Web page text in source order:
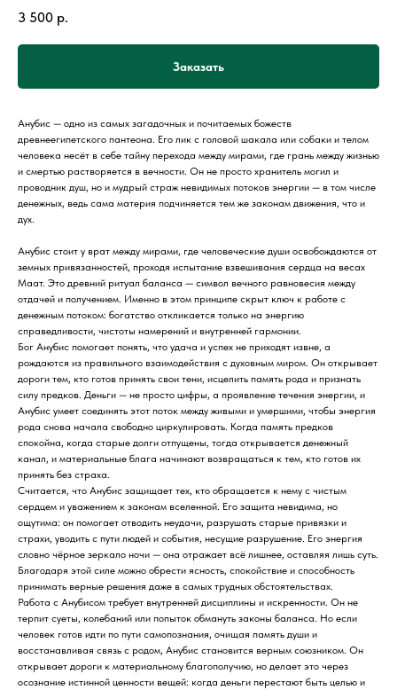
3 500 р.
Заказать
Анубис — одно из самых загадочных и почитаемых божеств
древнеегипетского пантеона. Его лик с головой шакала или собаки и телом
человека несёт в себе тайну перехода между мирами, где грань между жизнью
и смертью растворяется в вечности. Он не просто хранитель могил и
проводник душ, но и мудрый страж невидимых потоков энергии — в том числе
денежных, ведь сама материя подчиняется тем же законам движения, что и
дух.
Анубис стоит у врат между мирами, где человеческие души освобождаются от
земных привязанностей, проходя испытание взвешивания сердца на весах
Маат. Это древний ритуал баланса — символ вечного равновесия между
отдачей и получением. Именно в этом принципе скрыт ключ к работе с
денежным потоком: богатство откликается только на энергию
справедливости, чистоты намерений и внутренней гармонии.
Бог Анубис помогает понять, что удача и успех не приходят извне, а
рождаются из правильного взаимодействия с духовным миром. Он открывает
дороги тем, кто готов принять свои тени, исцелить память рода и признать
силу предков. Деньги — не просто цифры, а проявление течения энергии, и
Анубис умеет соединять этот поток между живыми и умершими, чтобы энергия
рода снова начала свободно циркулировать. Когда память предков
спокойна, когда старые долги отпущены, тогда открывается денежный
канал, и материальные блага начинают возвращаться к тем, кто готов их
принять без страха.
Считается, что Анубис защищает тех, кто обращается к нему с чистым
сердцем и уважением к законам вселенной. Его защита невидима, но
ощутима: он помогает отводить неудачи, разрушать старые привязки и
страхи, уводить с пути людей и события, несущие разрушение. Его энергия
словно чёрное зеркало ночи — она отражает всё лишнее, оставляя лишь суть.
Благодаря этой силе можно обрести ясность, спокойствие и способность
принимать верные решения даже в самых трудных обстоятельствах.
Работа с Анубисом требует внутренней дисциплины и искренности. Он не
терпит суеты, колебаний или попыток обмануть законы баланса. Но если
человек готов идти по пути самопознания, очищая память души и
восстанавливая связь с родом, Анубис становится верным союзником. Он
открывает дороги к материальному благополучию, но делает это через
осознание истинной ценности вещей: когда деньги перестают быть целью и